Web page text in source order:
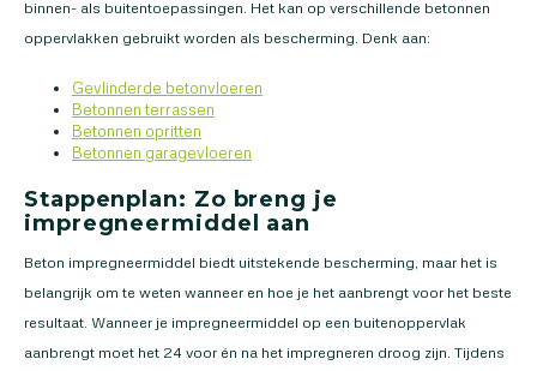
binnen- als buitentoepassingen. Het kan op verschillende betonnen
oppervlakken gebruikt worden als bescherming. Denk aan:
Gevlinderde betonvloeren
Betonnen terrassen
Betonnen opritten
Betonnen garagevloeren
Stappenplan: Zo breng je
impregneermiddel aan
Beton impregneermiddel biedt uitstekende bescherming, maar het is
belangrijk om te weten wanneer en hoe je het aanbrengt voor het beste
resultaat. Wanneer je impregneermiddel op een buitenoppervlak
aanbrengt moet het 24 voor én na het impregneren droog zijn. Tijdens